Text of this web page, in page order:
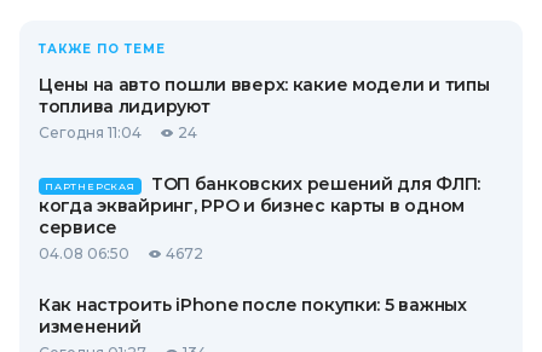
ТАКЖЕ ПО ТЕМЕ
Цены на авто пошли вверх: какие модели и типы
топлива лидируют
Сегодня 11:04 24
ПАРТНЕРСКАЯ
ТОП банковских решений для ФЛП:
когда эквайринг, РРО и бизнес карты в одном
сервисе
04.08 06:50 4672
Как настроить iPhone после покупки: 5 важных
изменений